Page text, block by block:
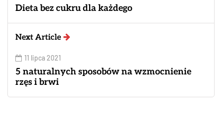
Dieta bez cukru dla każdego
Next Article
11 lipca 2021
5 naturalnych sposobów na wzmocnienie
rzęs i brwi